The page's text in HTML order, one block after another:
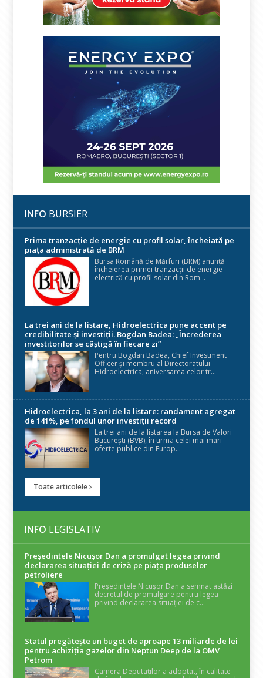
INFO BURSIER
Prima tranzacție de energie cu profil solar, încheiată pe
piața administrată de BRM
Bursa Română de Mărfuri (BRM) anunță
încheierea primei tranzacții de energie
electrică cu profil solar din Rom...
La trei ani de la listare, Hidroelectrica pune accent pe
credibilitate și investiții. Bogdan Badea: „Încrederea
investitorilor se câștigă în fiecare zi”
Pentru Bogdan Badea, Chief Investment
Officer și membru al Directoratului
Hidroelectrica, aniversarea celor tr...
Hidroelectrica, la 3 ani de la listare: randament agregat
de 141%, pe fondul unor investiții record
La trei ani de la listarea la Bursa de Valori
București (BVB), în urma celei mai mari
oferte publice din Europ...
Toate articolele
INFO LEGISLATIV
Președintele Nicuşor Dan a promulgat legea privind
declararea situaţiei de criză pe piaţa produselor
petroliere
Președintele Nicușor Dan a semnat astăzi
decretul de promulgare pentru legea
privind declararea situației de c...
Statul pregătește un buget de aproape 13 miliarde de lei
pentru achiziția gazelor din Neptun Deep de la OMV
Petrom
Camera Deputaților a adoptat, în calitate